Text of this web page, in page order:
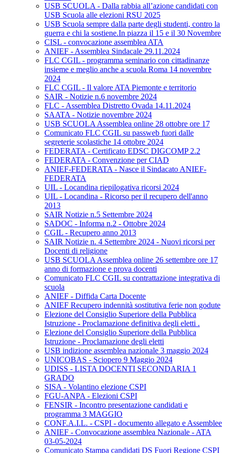
USB SCUOLA - Dalla rabbia all’azione candidati con
USB Scuola alle elezioni RSU 2025
USB Scuola sempre dalla parte degli studenti, contro la
guerra e chi la sostiene.In piazza il 15 e il 30 Novembre
CISL - convocazione assemblea ATA
ANIEF - Assemblea Sindacale 29.11.2024
FLC CGIL - programma seminario con cittadinanze
insieme e meglio anche a scuola Roma 14 novembre
2024
FLC CGIL - Il valore ATA Piemonte e territorio
SAIR - Notizie n.6 novembre 2024
FLC - Assemblea Distretto Ovada 14.11.2024
SAATA - Notizie novembre 2024
USB SCUOLA Assemblea online 28 ottobre ore 17
Comunicato FLC CGIL su passweb fuori dalle
segreterie scolastiche 14 ottobre 2024
FEDERATA - Certificato EDSC DIGCOMP 2.2
FEDERATA - Convenzione per CIAD
ANIEF-FEDERATA - Nasce il Sindacato ANIEF-
FEDERATA
UIL - Locandina riepilogativa ricorsi 2024
UIL - Locandina - Ricorso per il recupero dell'anno
2013
SAIR Notizie n.5 Settembre 2024
SADOC - Informa n.2 - Ottobre 2024
CGIL - Recupero anno 2013
SAIR Notizie n. 4 Settembre 2024 - Nuovi ricorsi per
Docenti di religione
USB SCUOLA Assemblea online 26 settembre ore 17
anno di formazione e prova docenti
Comunicato FLC CGIL su contrattazione integrativa di
scuola
ANIEF - Diffida Carta Docente
ANIEF Recupero indennità sostitutiva ferie non godute
Elezione del Consiglio Superiore della Pubblica
Istruzione - Proclamazione definitiva degli eletti .
Elezione del Consiglio Superiore della Pubblica
Istruzione - Proclamazione degli eletti
USB indizione assemblea nazionale 3 maggio 2024
UNICOBAS - Sciopero 9 Maggio 2024
UDISS - LISTA DOCENTI SECONDARIA 1
GRADO
SISA - Volantino elezione CSPI
FGU-ANPA - Elezioni CSPI
FENSIR - Incontro presentazione candidati e
programma 3 MAGGIO
CONF.A.I.L. - CSPI - documento allegato e Assemblee
ANIEF - Convocazione assemblea Nazionale - ATA
03-05-2024
Comunicato Stampa candidati DS Fuori Regione CSPI